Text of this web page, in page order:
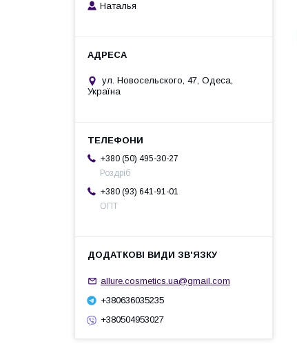
Наталья
ул. Новосельского, 47, Одеса,
Україна
+380 (50) 495-30-27
Роздріб
+380 (93) 641-91-01
ОПТ
allure.cosmetics.ua@gmail.com
+380636035235
+380504953027